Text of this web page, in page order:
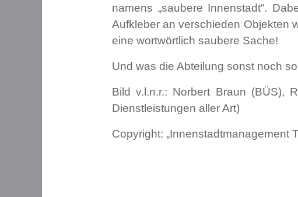
namens „saubere Innenstadt“.
Aufkleber an verschieden Objekten
eine wortwörtlich saubere Sache!
Und was die Abteilung sonst noch
Bild v.l.n.r.: Norbert Braun (BÜS),
Dienstleistungen aller Art)
Copyright: „Innenstadtmanagement